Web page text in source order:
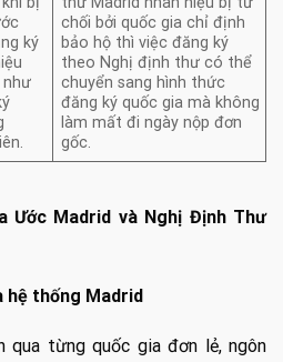
ký
như
chối bởi quốc gia chỉ định
bảo hộ thì việc đăng ký
theo Nghị định thư có thể
chuyển sang hình thức
đăng ký quốc gia mà không
làm mất đi ngày nộp đơn
gốc.
Ước Madrid và Nghị Định Thư
hệ thống Madrid
qua từng quốc gia đơn lẻ, ngôn